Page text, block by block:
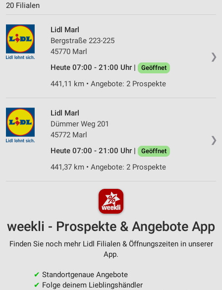
20 Filialen
❯
Lidl Marl
Bergstraße 223-225
45770 Marl
Heute 07:00 - 21:00 Uhr |
Geöffnet
441,11 km • Angebote: 2 Prospekte
❯
Lidl Marl
Dümmer Weg 201
45772 Marl
Heute 07:00 - 21:00 Uhr |
Geöffnet
441,37 km • Angebote: 2 Prospekte
weekli - Prospekte & Angebote App
Finden Sie noch mehr Lidl Filialen & Öffnungszeiten in unserer
App.
✔ Standortgenaue Angebote
✔ Folge deinem Lieblingshändler